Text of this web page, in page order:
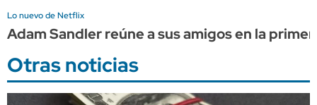
Lo nuevo de Netflix
Adam Sandler reúne a sus amigos en la
Otras noticias